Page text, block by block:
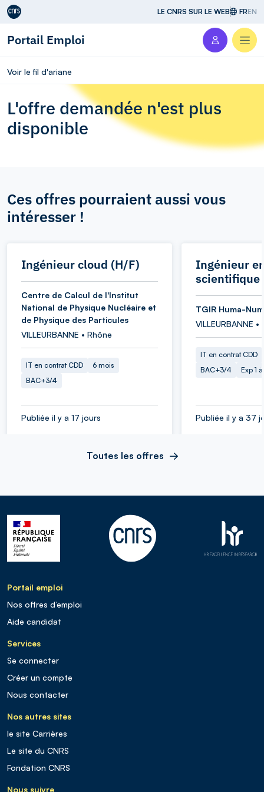
Aller au contenu LE CNRS SUR LE WEB FREN
Portail Emploi
Voir le fil d'ariane
L'offre demandée n'est plus
disponible
Ces offres pourraient aussi vous
intéresser !
Ingénieur cloud (H/F)
Centre de Calcul de l'Institut
National de Physique Nucléaire et
de Physique des Particules
VILLEURBANNE • Rhône
IT en contrat CDD
6 mois
BAC+3/4
Publiée il y a 17 jours
Ingénieur
scientifique
TGIR Huma-Num
VILLEURBANNE •
IT en contrat CDD
BAC+3/4
Exp 1
Publiée il y a 37
Toutes les offres
Portail emploi
Nos offres d’emploi
Aide candidat
Services
Se connecter
Créer un compte
Nous contacter
Nos autres sites
le site Carrières
Le site du CNRS
Fondation CNRS
Nous suivre